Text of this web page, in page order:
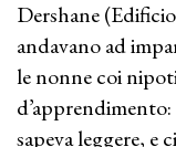
Dershane
andavano ad
le nonne coi
sapeva leggere, e